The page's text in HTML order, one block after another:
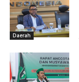
Daerah